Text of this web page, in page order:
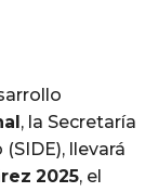
, la Secretaría
llevará
2025, el